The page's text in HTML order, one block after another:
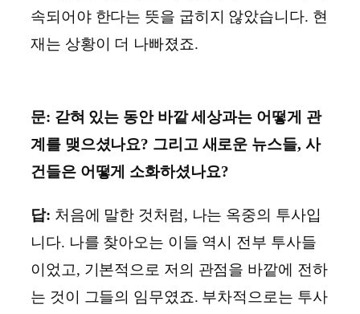
속되어야 한다는 뜻을 굽히지 않았습니다. 현
재는 상황이 더 나빠졌죠.
문: 갇혀 있는 동안 바깥 세상과는 어떻게 관
계를 맺으셨나요? 그리고 새로운 뉴스들, 사
건들은 어떻게 소화하셨나요?
답: 처음에 말한 것처럼, 나는 옥중의 투사입
니다. 나를 찾아오는 이들 역시 전부 투사들
이었고, 기본적으로 저의 관점을 바깥에 전하
는 것이 그들의 임무였죠. 부차적으로는 투사